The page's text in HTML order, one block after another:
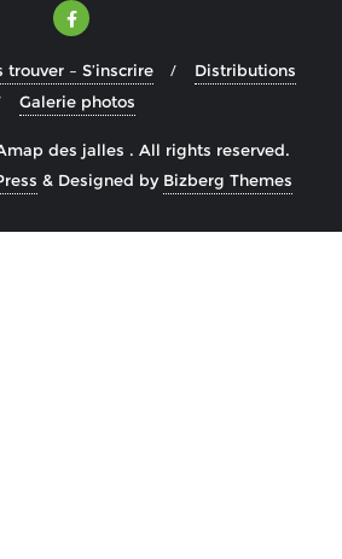
trouver – S’inscrire
Distributions
Galerie photos
des jalles . All rights reserved.
& Designed by Bizberg Themes